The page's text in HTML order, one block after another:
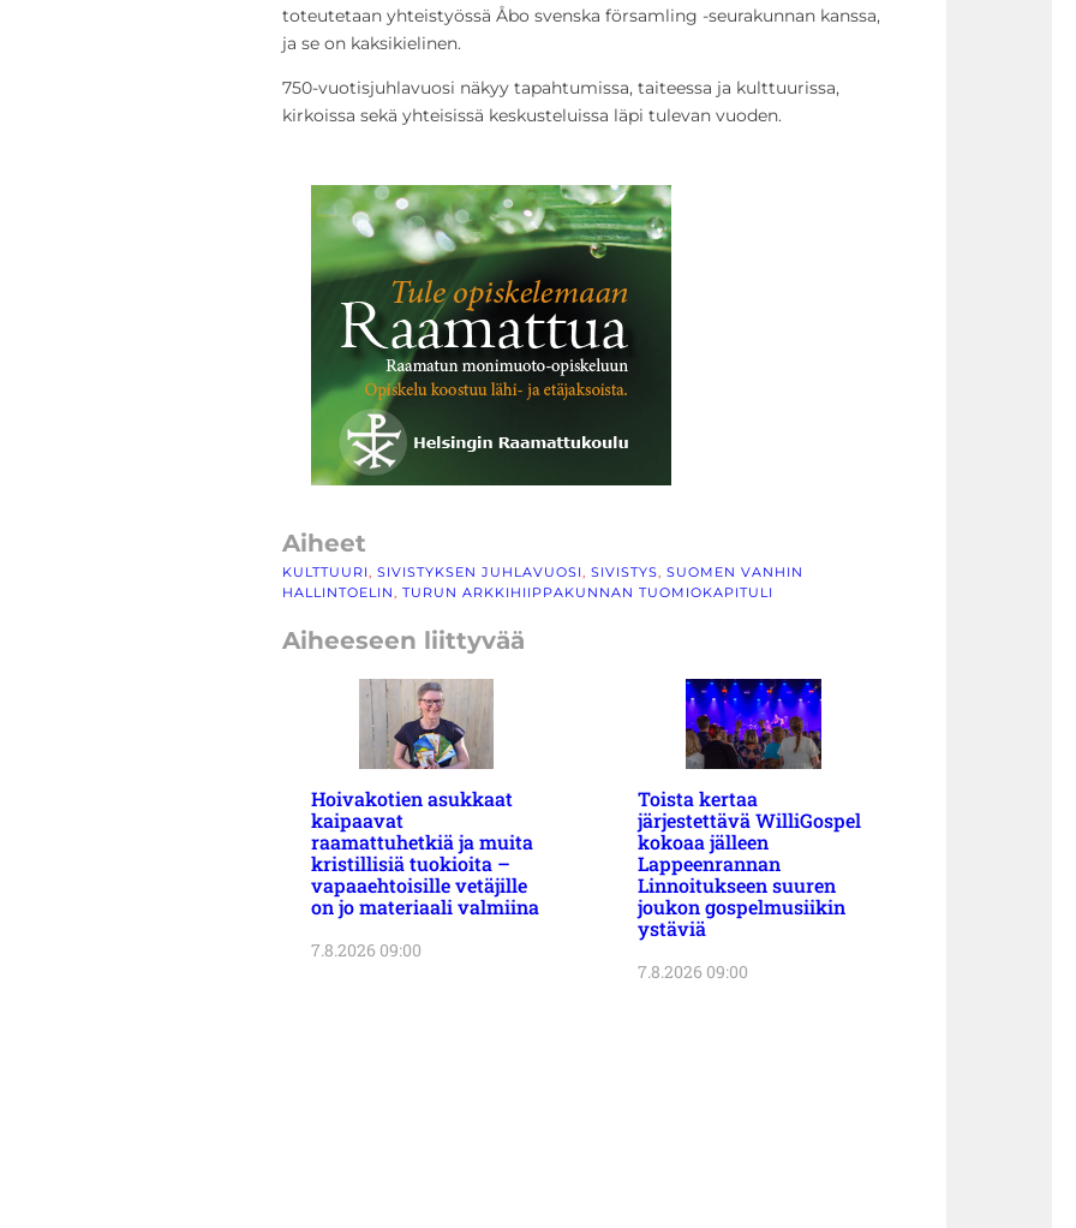
toteutetaan yhteistyössä Åbo svenska församling -seurakunnan kanssa,
ja se on kaksikielinen.
750-vuotisjuhlavuosi näkyy tapahtumissa, taiteessa ja kulttuurissa,
kirkoissa sekä yhteisissä keskusteluissa läpi tulevan vuoden.
Aiheet
KULTTUURI, SIVISTYKSEN JUHLAVUOSI, SIVISTYS, SUOMEN VANHIN
HALLINTOELIN, TURUN ARKKIHIIPPAKUNNAN TUOMIOKAPITULI
Aiheeseen liittyvää
Hoivakotien asukkaat
kaipaavat
raamattuhetkiä ja muita
kristillisiä tuokioita –
vapaaehtoisille vetäjille
on jo materiaali valmiina
7.8.2026 09:00
Toista kertaa
järjestettävä WilliGospel
kokoaa jälleen
Lappeenrannan
Linnoitukseen suuren
joukon gospelmusiikin
ystäviä
7.8.2026 09:00